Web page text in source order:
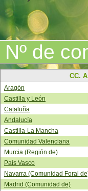
Nº de
CC.
Aragón
Castilla y León
Cataluña
Andalucía
Castilla-La Mancha
Comunidad Valenciana
Murcia (Región de)
País Vasco
Navarra (Comunidad Foral
Madrid (Comunidad de)